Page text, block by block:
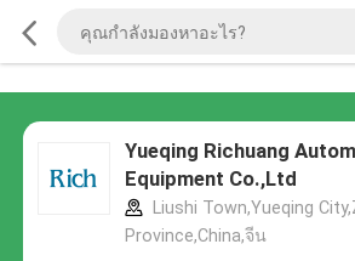
Yueqing Richuang
Equipment Co.,Ltd
Liushi Town,Yueqing
Province,China,จีน